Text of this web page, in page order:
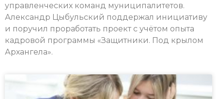
управленческих команд муниципалитетов.
Александр Цыбульский поддержал инициативу
и поручил проработать проект с учётом опыта
кадровой программы «Защитники. Под крылом
Архангела».